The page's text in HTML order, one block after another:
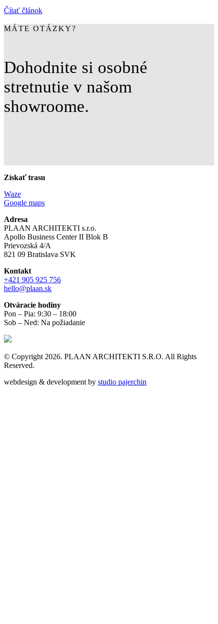
Čítať článok
MÁTE OTÁZKY?
Dohodnite si osobné
stretnutie v našom
showroome.
Získať trasu
Waze
Google maps
Adresa
PLAAN ARCHITEKTI s.r.o.
Apollo Business Center II Blok B
Prievozská 4/A
821 09 Bratislava SVK
Kontakt
+421 905 925 756
hello@plaan.sk
Otváracie hodiny
Pon – Pia: 9:30 – 18:00
Sob – Ned: Na požiadanie
© Copyright 2026. PLAAN ARCHITEKTI S.R.O. All Rights
Reserved.
webdesign & development by studio pajerchin